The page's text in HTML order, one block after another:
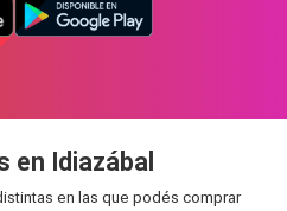
Idiazábal
en las que podés comprar